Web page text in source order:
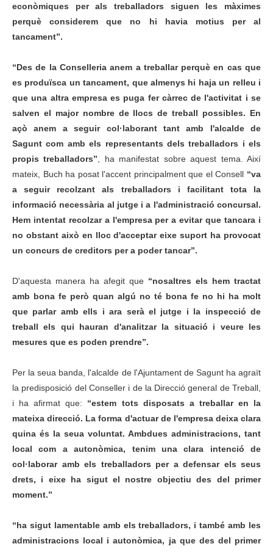
econòmiques per als treballadors siguen les màximes
perquè considerem que no hi havia motius per al
tancament”.
“Des de la Conselleria anem a treballar perquè en cas que
es produïsca un tancament, que almenys hi haja un relleu i
que una altra empresa es puga fer càrrec de l'activitat i se
salven el major nombre de llocs de treball possibles. En
açò anem a seguir col·laborant tant amb l'alcalde de
Sagunt com amb els representants dels treballadors i els
propis treballadors” , ha manifestat sobre aquest tema. Així
mateix, Buch ha posat l'accent principalment que el Consell “va
a seguir recolzant als treballadors i facilitant tota la
informació necessària al jutge i a l'administració concursal.
Hem intentat recolzar a l'empresa per a evitar que tancara i
no obstant això en lloc d'acceptar eixe suport ha provocat
un concurs de creditors per a poder tancar”.
D'aquesta manera ha afegit que “nosaltres els hem tractat
amb bona fe però quan algú no té bona fe no hi ha molt
que parlar amb ells i ara serà el jutge i la inspecció de
treball els qui hauran d'analitzar la situació i veure les
mesures que es poden prendre”.
Per la seua banda, l'alcalde de l'Ajuntament de Sagunt ha agraït
la predisposició del Conseller i de la Direcció general de Treball,
i ha afirmat que: “estem tots disposats a treballar en la
mateixa direcció. La forma d'actuar de l'empresa deixa clara
quina és la seua voluntat. Ambdues administracions, tant
local com a autonòmica, tenim una clara intenció de
col·laborar amb els treballadors per a defensar els seus
drets, i eixe ha sigut el nostre objectiu des del primer
moment.”
“ha sigut lamentable amb els treballadors, i també amb les
administracions local i autonòmica, ja que des del primer